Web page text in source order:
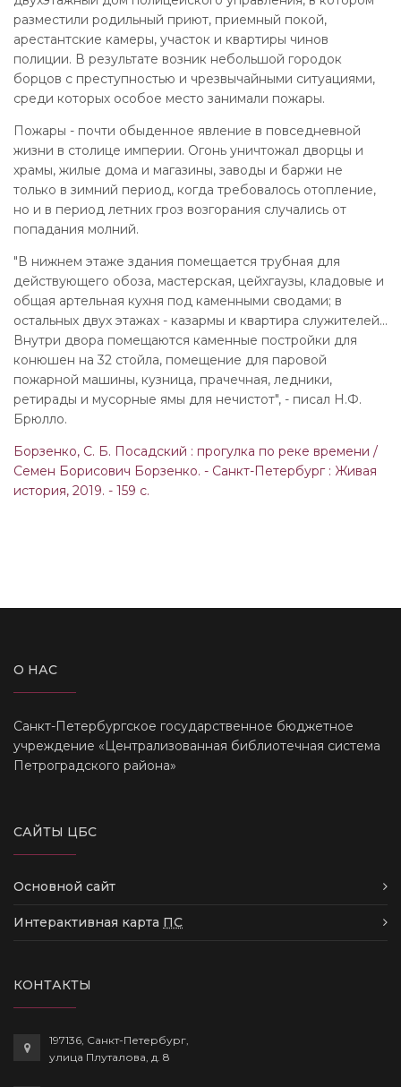
разместили родильный приют, приемный покой,
арестантские камеры, участок и квартиры чинов
полиции. В результате возник небольшой городок
борцов с преступностью и чрезвычайными ситуациями,
среди которых особое место занимали пожары.
Пожары - почти обыденное явление в повседневной
жизни в столице империи. Огонь уничтожал дворцы и
храмы, жилые дома и магазины, заводы и баржи не
только в зимний период, когда требовалось отопление,
но и в период летних гроз возгорания случались от
попадания молний.
"В нижнем этаже здания помещается трубная для
действующего обоза, мастерская, цейхгаузы, кладовые и
общая артельная кухня под каменными сводами; в
остальных двух этажах - казармы и квартира служителей...
Внутри двора помещаются каменные постройки для
конюшен на 32 стойла, помещение для паровой
пожарной машины, кузница, прачечная, ледники,
ретирады и мусорные ямы для нечистот", - писал Н.Ф.
Брюлло.
Борзенко, С. Б. Посадский : прогулка по реке времени /
Семен Борисович Борзенко. - Санкт-Петербург : Живая
история, 2019. - 159 с.
О НАС
Санкт-Петербургское государственное бюджетное
учреждение «Централизованная библиотечная система
Петроградского района»
САЙТЫ ЦБС
Основной сайт
Интерактивная карта ПС
КОНТАКТЫ
197136, Санкт-Петербург,
улица Плуталова, д. 8